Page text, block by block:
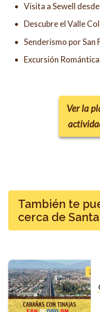
Visita a Sewell
Descubre el Valle
Senderismo por San
Excursión
Ver la
También te
cerca de